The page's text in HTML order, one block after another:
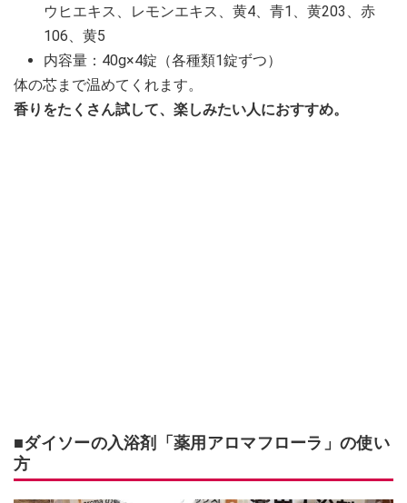
ウヒエキス、レモンエキス、黄4、青1、黄203、赤
106、黄5
内容量：40g×4錠（各種類1錠ずつ）
体の芯まで温めてくれます。
香りをたくさん試して、楽しみたい人におすすめ。
■ダイソーの入浴剤「薬用アロマフローラ」の使い
方